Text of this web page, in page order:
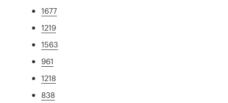
1677
1219
1563
961
1218
838